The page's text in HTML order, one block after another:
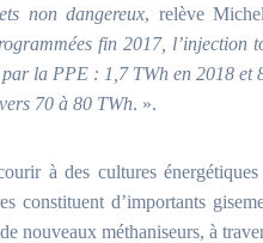
non dangereux, relève
fin 2017, l’injection
la PPE : 1,7 TWh en 2018 et
70 à 80 TWh. ».
à des cultures
constituent d’importants
nouveaux méthaniseurs, à